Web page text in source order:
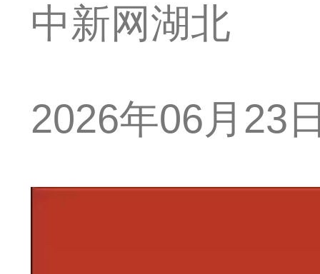
中新网湖北
2026年06月23